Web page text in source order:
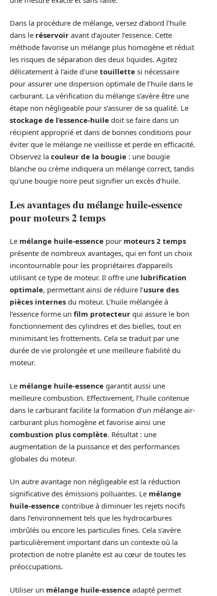
Dans la procédure de mélange, versez d’abord l’huile
dans le réservoir avant d’ajouter l’essence. Cette
méthode favorise un mélange plus homogène et réduit
les risques de séparation des deux liquides. Agitez
délicatement à l’aide d’une touillette si nécessaire
pour assurer une dispersion optimale de l’huile dans le
carburant. La vérification du mélange s’avère être une
étape non négligeable pour s’assurer de sa qualité. Le
stockage de l’essence-huile doit se faire dans un
récipient approprié et dans de bonnes conditions pour
éviter que le mélange ne vieillisse et perde en efficacité.
Observez la couleur de la bougie : une bougie
blanche ou crème indiquera un mélange correct, tandis
qu’une bougie noire peut signifier un excès d’huile.
Les avantages du mélange huile-essence
pour moteurs 2 temps
Le mélange huile-essence pour moteurs 2 temps
présente de nombreux avantages, qui en font un choix
incontournable pour les propriétaires d’appareils
utilisant ce type de moteur. Il offre une lubrification
optimale, permettant ainsi de réduire l’usure des
pièces internes du moteur. L’huile mélangée à
l’essence forme un film protecteur qui assure le bon
fonctionnement des cylindres et des bielles, tout en
minimisant les frottements. Cela se traduit par une
durée de vie prolongée et une meilleure fiabilité du
moteur.
Le mélange huile-essence garantit aussi une
meilleure combustion. Effectivement, l’huile contenue
dans le carburant facilite la formation d’un mélange air-
carburant plus homogène et favorise ainsi une
combustion plus complète. Résultat : une
augmentation de la puissance et des performances
globales du moteur.
Un autre avantage non négligeable est la réduction
significative des émissions polluantes. Le mélange
huile-essence contribue à diminuer les rejets nocifs
dans l’environnement tels que les hydrocarbures
imbrûlés ou encore les particules fines. Cela s’avère
particulièrement important dans un contexte où la
protection de notre planète est au cœur de toutes les
préoccupations.
Utiliser un mélange huile-essence adapté permet